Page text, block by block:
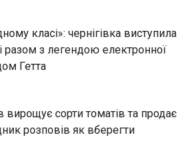
класі»: чернігівка виступила
разом з легендою електронної
Гетта
вирощує сорти томатів та продає
розповів як вберегти